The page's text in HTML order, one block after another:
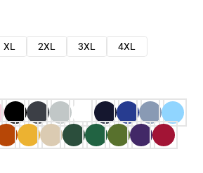
XL 2XL 3XL
4XL